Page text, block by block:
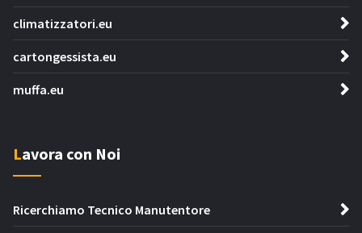
climatizzatori.eu
cartongessista.eu
muffa.eu
Lavora con Noi
Ricerchiamo Tecnico Manutentore